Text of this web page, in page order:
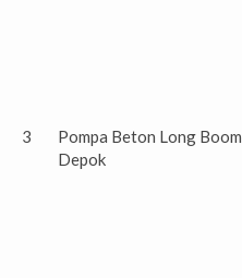
3
Pompa Beton Long Boom
Depok